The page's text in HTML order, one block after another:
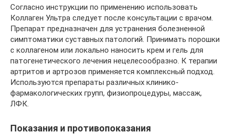
Согласно инструкции по применению использовать
Коллаген Ультра следует после консультации с врачом.
Препарат предназначен для устранения болезненной
симптоматики суставных патологий. Принимать порошки
с коллагеном или локально наносить крем и гель для
патогенетического лечения нецелесообразно. К терапии
артритов и артрозов применяется комплексный подход.
Используются препараты различных клинико-
фармакологических групп, физиопроцедуры, массаж,
ЛФК.
Показания и противопоказания